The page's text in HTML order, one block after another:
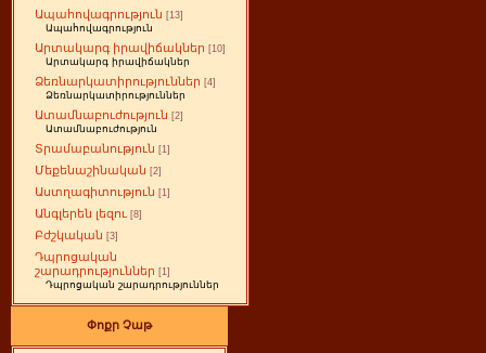
Ապահովագրություն [13]
Ապահովագրություն
Արտակարգ իրավիճակներ [10]
Արտակարգ իրավիճակներ
Ձեռնարկատիրություններ [4]
Ձեռնարկատիրություններ
Ատամնաբուժություն [2]
Ատամնաբուժություն
Տրամաբանություն [1]
Մեքենաշինական [2]
Աստղագիտություն [1]
Անգլերեն լեզու [8]
Բժշկական [3]
Դպրոցական
շարադրություններ [1]
Դպրոցական շարադրություններ
Փոքր Չաթ